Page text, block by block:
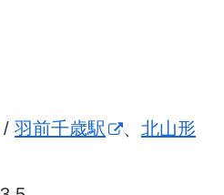
/ 羽前千歳駅 、 北山形